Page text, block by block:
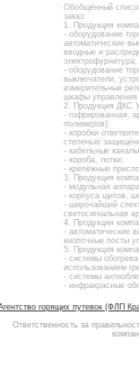
Обобщённый
заказ:
1. Продукция
- оборудование
автоматические
вводные и
электрофурнитура;
- оборудование
выключатели,
измерительные
шкафы управления
2. Продукция ДКС
- гофрированная,
полимеров);
- коробки
степенью
- кабельные
- короба, лотки;
- крепёжные
3. Продукция
- модульная
- корпуса щитов,
- широчайший
светосигнальная
4. Продукция
- автоматические
кнопочные посты
5. Продукция
- системы
использованием
- системы
- инфракрасные
горящих путевок (ФЛП
Ответственность за